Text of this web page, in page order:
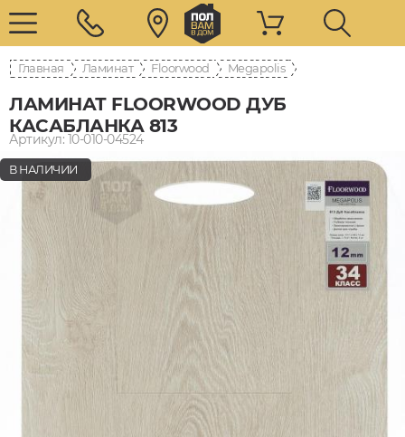
Главная Ламинат Floorwood Megapolis
ЛАМИНАТ FLOORWOOD ДУБ
КАСАБЛАНКА 813
Артикул: 10-010-04524
В НАЛИЧИИ